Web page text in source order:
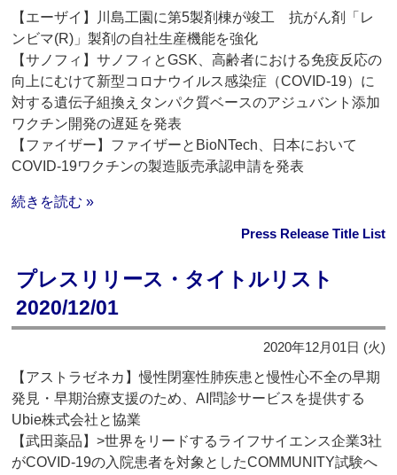
【エーザイ】川島工園に第5製剤棟が竣工 抗がん剤「レ
ンビマ(R)」製剤の自社生産機能を強化
【サノフィ】サノフィとGSK、高齢者における免疫反応の
向上にむけて新型コロナウイルス感染症（COVID-19）に
対する遺伝子組換えタンパク質ベースのアジュバント添加
ワクチン開発の遅延を発表
【ファイザー】ファイザーとBioNTech、日本において
COVID-19ワクチンの製造販売承認申請を発表
続きを読む »
Press Release Title List
プレスリリース・タイトルリスト
2020/12/01
2020年12月01日 (火)
【アストラゼネカ】慢性閉塞性肺疾患と慢性心不全の早期
発見・早期治療支援のため、AI問診サービスを提供する
Ubie株式会社と協業
【武田薬品】>世界をリードするライフサイエンス企業3社
がCOVID-19の入院患者を対象としたCOMMUNITY試験へ